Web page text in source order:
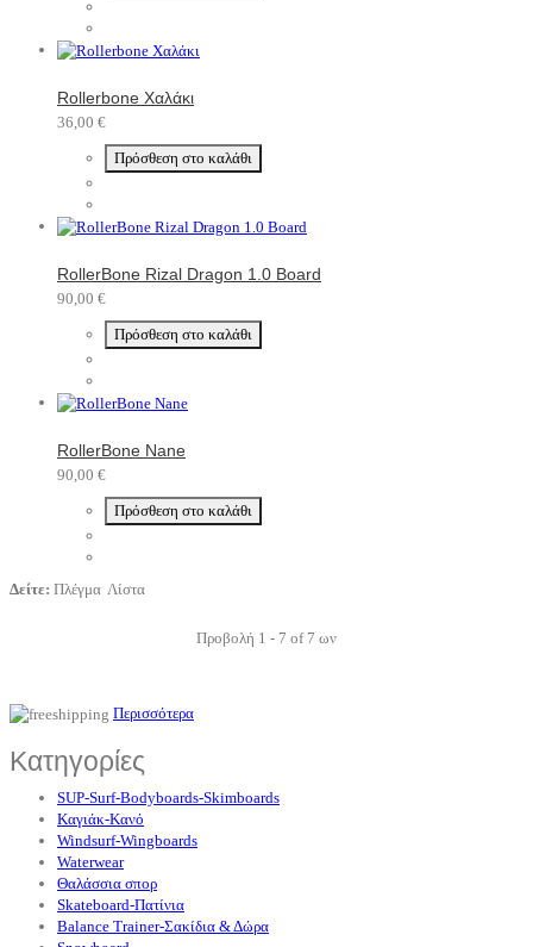
Rollerbone Χαλάκι
36,00 €
Πρόσθεση στο καλάθι
RollerBone Rizal Dragon 1.0 Board
90,00 €
Πρόσθεση στο καλάθι
RollerBone Nane
90,00 €
Πρόσθεση στο καλάθι
Δείτε: Πλέγμα Λίστα
Προβολή 1 - 7 of 7 ων
Περισσότερα
Κατηγορίες
SUP-Surf-Bodyboards-Skimboards
Καγιάκ-Κανό
Windsurf-Wingboards
Waterwear
Θαλάσσια σπορ
Skateboard-Πατίνια
Balance Trainer-Σακίδια & Δώρα